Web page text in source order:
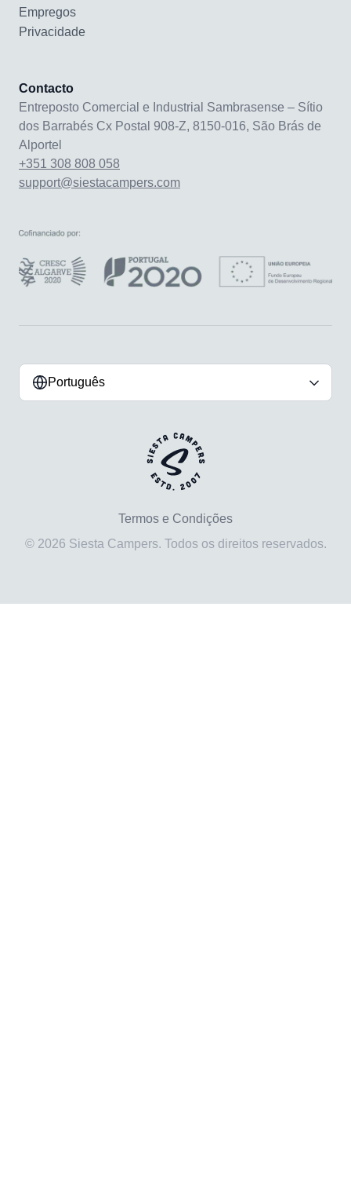
Empregos
Privacidade
Contacto
Entreposto Comercial e Industrial Sambrasense – Sítio
dos Barrabés Cx Postal 908-Z, 8150-016, São Brás de
Alportel
+351 308 808 058
support@siestacampers.com
Português
Termos e Condições
© 2026 Siesta Campers. Todos os direitos reservados.